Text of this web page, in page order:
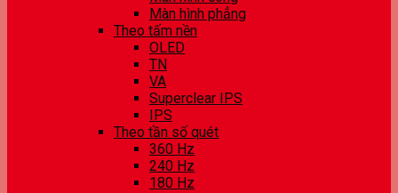
Màn hình phẳng
Theo tấm nền
OLED
TN
VA
Superclear IPS
IPS
Theo tần số quét
360 Hz
240 Hz
180 Hz